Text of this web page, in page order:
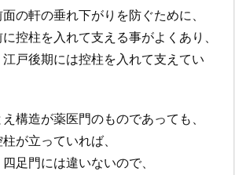
の軒の垂れ下がりを防ぐために、
控柱を入れて支える事がよくあり、
戸後期には控柱を入れて支えてい
構造が薬医門のものであっても、
が立っていれば、
足門には違いないので、